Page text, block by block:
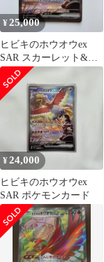
¥25,000
ヒビキのホウオウex
SAR スカーレット&バ
イオレット 強化拡張パ
ック 熱風…
¥24,000
ヒビキのホウオウex
SAR ポケモンカード